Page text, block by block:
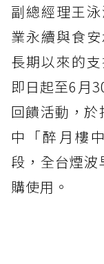
副總經理王
業永續與食
長期以來的
即日起至6月
回饋活動，
中「醉月樓
段，全台煙波
購使用。